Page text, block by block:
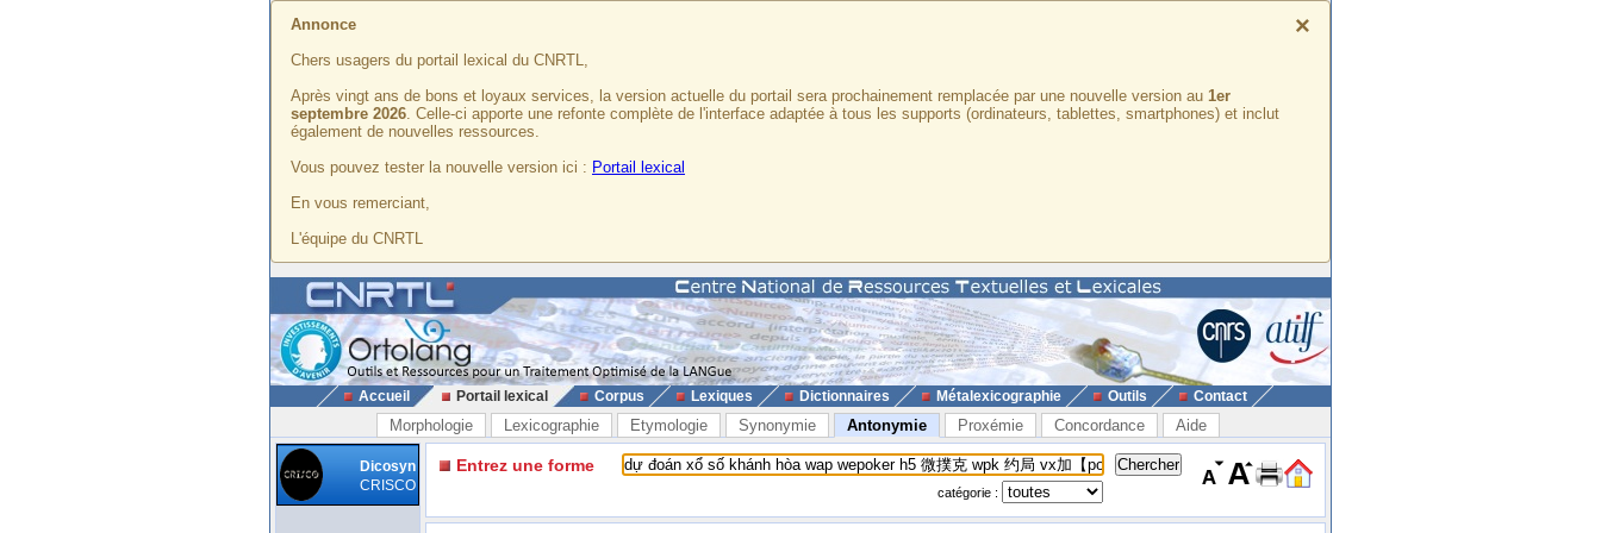
×
Annonce
Chers usagers du portail lexical du CNRTL,
Après vingt ans de bons et loyaux services, la version actuelle du portail sera prochainement remplacée par une nouvelle version au 1er
septembre 2026. Celle-ci apporte une refonte complète de l'interface adaptée à tous les supports (ordinateurs, tablettes, smartphones) et inclut
également de nouvelles ressources.
Vous pouvez tester la nouvelle version ici : Portail lexical
En vous remerciant,
L'équipe du CNRTL
Accueil Portail lexical Corpus Lexiques Dictionnaires Métalexicographie Outils Contact
Morphologie Lexicographie Etymologie Synonymie Antonymie Proxémie Concordance Aide
Dicosyn
CRISCO
Entrez une forme
catégorie :